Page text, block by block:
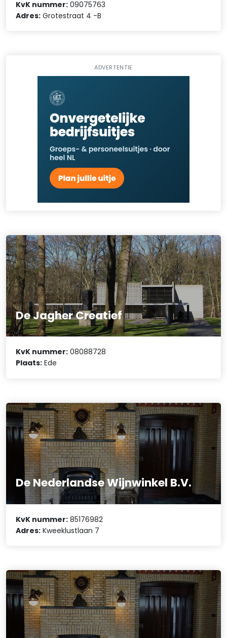
KvK nummer: 09075763
Adres: Grotestraat 4 -B
ADVERTENTIE
De Jagher Creatief
KvK nummer: 08088728
Plaats: Ede
De Nederlandse Wijnwinkel B.V.
KvK nummer: 85176982
Adres: Kweeklustlaan 7